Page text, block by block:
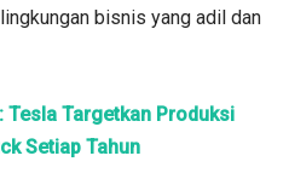
bisnis yang adil dan
Tesla Targetkan Produksi
Setiap Tahun